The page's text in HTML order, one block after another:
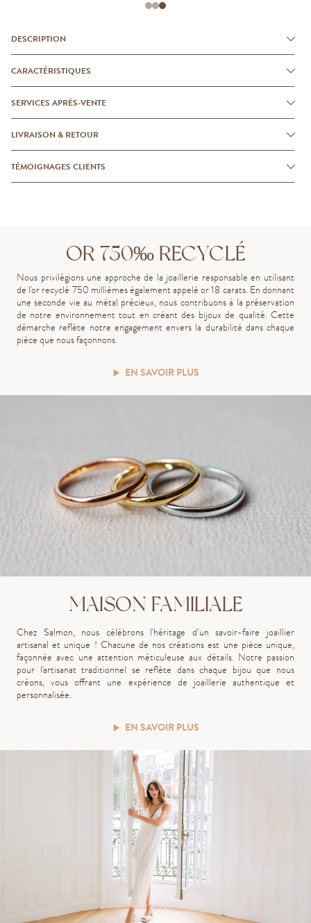
DESCRIPTION
CARACTÉRISTIQUES
SERVICES APRÈS-VENTE
LIVRAISON & RETOUR
TÉMOIGNAGES CLIENTS
OR 750‰ RECYCLÉ
Nous privilégions une approche de la joaillerie responsable en utilisant
de l'or recyclé 750 millièmes également appelé or 18 carats. En donnant
une seconde vie au métal précieux, nous contribuons à la préservation
de notre environnement tout en créant des bijoux de qualité. Cette
démarche reflète notre engagement envers la durabilité dans chaque
pièce que nous façonnons.
EN SAVOIR PLUS
MAISON FAMILIALE
Chez Salmon, nous célébrons l'héritage d’un savoir-faire joaillier
artisanal et unique ! Chacune de nos créations est une pièce unique,
façonnée avec une attention méticuleuse aux détails. Notre passion
pour l'artisanat traditionnel se reflète dans chaque bijou que nous
créons, vous offrant une expérience de joaillerie authentique et
personnalisée.
EN SAVOIR PLUS